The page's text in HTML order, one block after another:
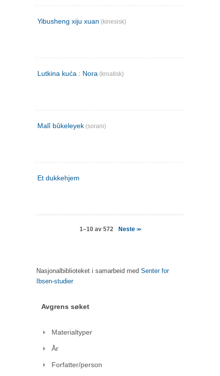
Yibusheng xiju xuan (kinesisk)
Lutkina kuća : Nora (kroatisk)
Malî bûkeleyek (sorani)
Et dukkehjem
1–10 av 572 Neste >>
Nasjonalbiblioteket i samarbeid med Senter for
Ibsen-studier
Avgrens søket
Materialtyper
År
Forfatter/person